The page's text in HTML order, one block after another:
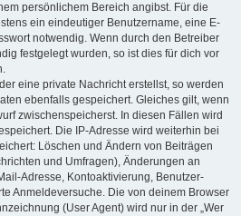
persönlichem Bereich angibst. Für die
ein eindeutiger Benutzername, eine E-
notwendig. Wenn durch den Betreiber
festgelegt wurden, so ist dies für dich vor
eine private Nachricht erstellst, so werden
ebenfalls gespeichert. Gleiches gilt, wenn
zwischenspeicherst. In diesen Fällen wird
Die IP-Adresse wird weiterhin bei
Löschen und Ändern von Beiträgen
und Umfragen), Änderungen an
Adresse, Kontoaktivierung, Benutzer-
Anmeldeversuche. Die von deinem Browser
(User Agent) wird nur in der „Wer